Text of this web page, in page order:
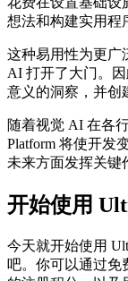
想法和构建实用程
这种易用性为更广
AI 打开了大门。
意义的洞察，并创
随着视觉 AI 在各
Platform 将使开发
未来方面发挥关键
开始使用
今天就开始使用
吧。你可以通过免